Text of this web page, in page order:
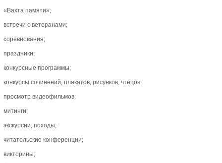
«Вахта памяти»;
встречи с ветеранами;
соревнования;
праздники;
конкурсные программы;
конкурсы сочинений, плакатов, рисунков, чтецов;
просмотр видеофильмов;
митинги;
экскурсии, походы;
читательские конференции;
викторины;